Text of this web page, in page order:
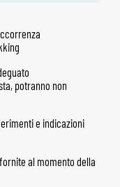
potranno non
e indicazioni
al momento della